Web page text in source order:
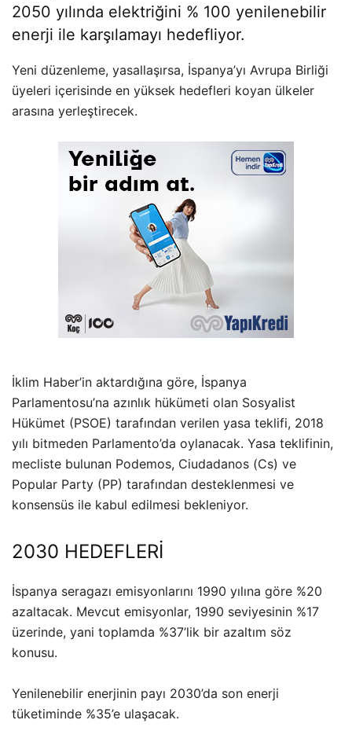
2050 yılında elektriğini % 100 yenilenebilir
enerji ile karşılamayı hedefliyor.
Yeni düzenleme, yasallaşırsa, İspanya’yı Avrupa Birliği
üyeleri içerisinde en yüksek hedefleri koyan ülkeler
arasına yerleştirecek.
İklim Haber’in aktardığına göre, İspanya
Parlamentosu’na azınlık hükümeti olan Sosyalist
Hükümet (PSOE) tarafından verilen yasa teklifi, 2018
yılı bitmeden Parlamento’da oylanacak. Yasa teklifinin,
mecliste bulunan Podemos, Ciudadanos (Cs) ve
Popular Party (PP) tarafından desteklenmesi ve
konsensüs ile kabul edilmesi bekleniyor.
2030 HEDEFLERİ
İspanya seragazı emisyonlarını 1990 yılına göre %20
azaltacak. Mevcut emisyonlar, 1990 seviyesinin %17
üzerinde, yani toplamda %37’lik bir azaltım söz
konusu.
Yenilenebilir enerjinin payı 2030’da son enerji
tüketiminde %35’e ulaşacak.